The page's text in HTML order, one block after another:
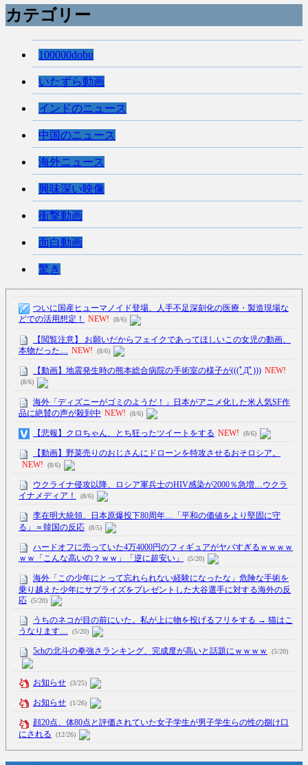
カテゴリー
100000dobu
いたずら動画
インドのニュース
中国のニュース
海外ニュース
興味深い映像
衝撃動画
面白動画
驚き
ついに国産ヒューマノイド登場、人手不足深刻化の医療・製造現場な
どでの活用想定！
NEW! (8/6)
【閲覧注意】 お願いだからフェイクであってほしいこの女児の動画、
本物だった… NEW! (8/6)
【動画】地震発生時の熊本総合病院の手術室の様子が(((ﾟДﾟ))) NEW!
(8/6)
海外「ディズニーがゴミのようだ！」日本がアニメ化した米人気SF作
品に絶賛の声が殺到中 NEW! (8/6)
【悲報】クロちゃん、とち狂ったツイートをする NEW! (8/6)
【動画】野菜売りのおじさんにドローンを特攻させるおそロシア。
NEW!
(8/6)
ウクライナ侵攻以降、ロシア軍兵士のHIV感染が2000％急増…ウクラ
イナメディア！
(8/6)
李在明大統領、日本原爆投下80周年…「平和の価値をより堅固に守
る」＝韓国の反応 (8/5)
ハードオフに売っていた4万4000円のフィギュアがヤバすぎるｗｗｗｗ
ｗｗ「こんな高いの？ｗｗ」「逆に超安い」
(5/20)
海外「この少年にとって忘れられない経験になったな」危険な手術を
乗り越えた少年にサプライズをプレゼントした大谷選手に対する海外の反
応 (5/20)
うちのネコが目の前にいた。私が上に物を投げるフリをする → 猫はこ
うなります…
(5/20)
5chの北斗の拳強さランキング、完成度が高いと話題にｗｗｗｗ (5/20)
お知らせ (3/25)
お知らせ (1/26)
顔20点、体80点と評価されていた女子学生が男子学生らの性の捌け口
にされる
(12/26)
【中国】処理水の問題化狙うも不発？ASEAN関連会合で賛同広がらず